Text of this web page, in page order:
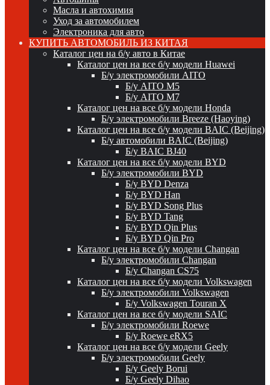
Масла и автохимия
Уход за автомобилем
Электроника для авто
КУПИТЬ АВТОМОБИЛЬ ИЗ КИТАЯ
Каталог цен на б/у авто в Китае
Каталог цен на все б/у модели Huawei
Б/у электромобили AITO
Б/у AITO M5
Б/у AITO M7
Каталог цен на все б/у модели Honda
Б/у электромобили Breeze (Haoying)
Каталог цен на все б/у модели BAIC (Beijing)
Б/у автомобили BAIC (Beijing)
Б/у BAIC BJ40
Каталог цен на все б/у модели BYD
Б/у электромобили BYD
Б/у BYD Denza
Б/у BYD Han
Б/у BYD Song Plus
Б/у BYD Tang
Б/у BYD Qin Plus
Б/у BYD Qin Pro
Каталог цен на все б/у модели Changan
Б/у электромобили Changan
Б/у Changan CS75
Каталог цен на все б/у модели Volkswagen
Б/у электромобили Volkswagen
Б/у Volkswagen Touran X
Каталог цен на все б/у модели SAIC
Б/у электромобили Roewe
Б/у Roewe eRX5
Каталог цен на все б/у модели Geely
Б/у электромобили Geely
Б/у Geely Borui
Б/у Geely Dihao